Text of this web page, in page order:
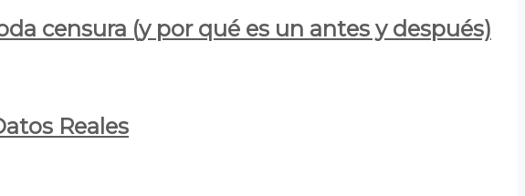
censura (y por qué es un antes y después)
Reales